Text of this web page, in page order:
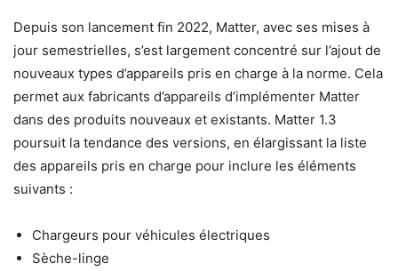
Depuis son lancement fin 2022, Matter, avec ses mises à
jour semestrielles, s’est largement concentré sur l’ajout de
nouveaux types d’appareils pris en charge à la norme. Cela
permet aux fabricants d’appareils d’implémenter Matter
dans des produits nouveaux et existants. Matter 1.3
poursuit la tendance des versions, en élargissant la liste
des appareils pris en charge pour inclure les éléments
suivants :
Chargeurs pour véhicules électriques
Sèche-linge